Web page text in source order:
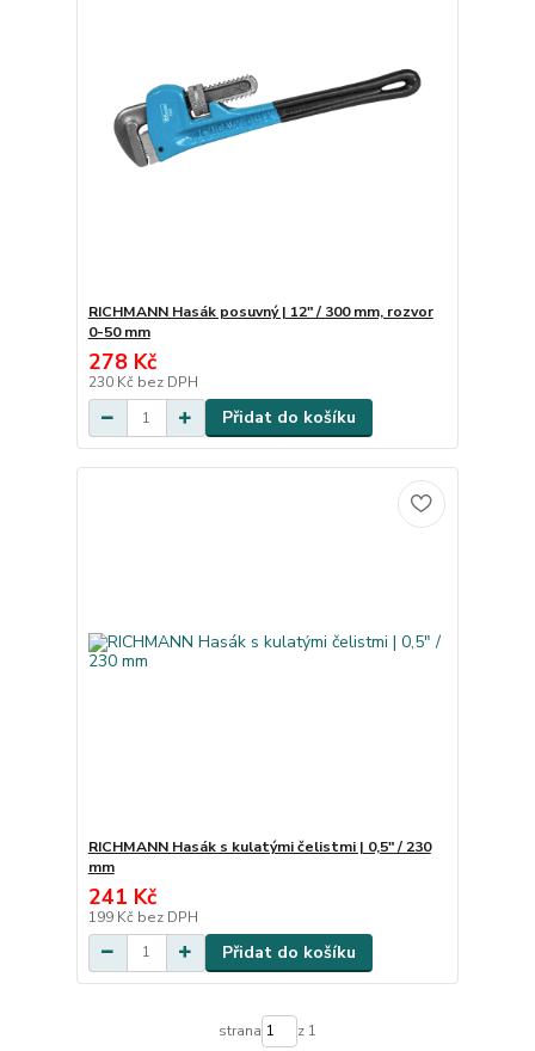
RICHMANN Hasák posuvný | 12" / 300 mm, rozvor
0-50 mm
278 Kč
230 Kč bez DPH
Přidat do košíku
RICHMANN Hasák s kulatými čelistmi | 0,5" / 230
mm
241 Kč
199 Kč bez DPH
Přidat do košíku
strana z 1